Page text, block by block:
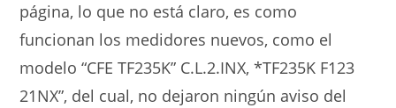
página, lo que no está claro, es como
funcionan los medidores nuevos, como el
modelo “CFE TF235K” C.L.2.INX, *TF235K F123
21NX”, del cual, no dejaron ningún aviso del